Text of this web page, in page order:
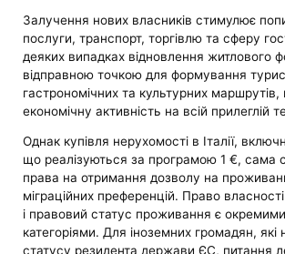
Залучення нових власників стимулює
послуги, транспорт, торгівлю та сферу
деяких випадках відновлення житлового
відправною точкою для формування
гастрономічних та культурних
економічну активність на всій прилеглій
Однак купівля нерухомості в Італії,
що реалізуються за програмою 1 €, сама
права на отримання дозволу на
міграційних преференцій. Право
і правовий статус проживання є
категоріями. Для іноземних громадян, які
статусу резидента держави ЄС, питання